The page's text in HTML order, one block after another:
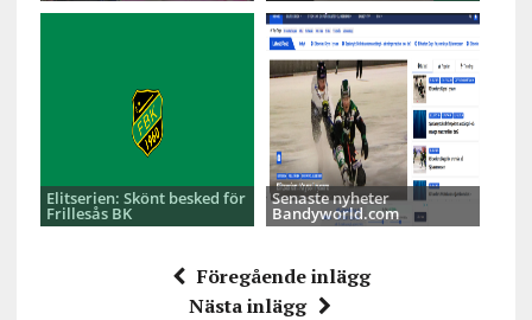
Elitserien: Skönt besked för
Frillesås BK
Senaste nyheter
Bandyworld.com
Föregående inlägg
Nästa inlägg